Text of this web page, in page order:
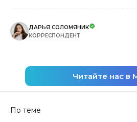
ДАРЬЯ СОЛОМЯНИК
КОРРЕСПОНДЕНТ
Читайте нас в
По теме